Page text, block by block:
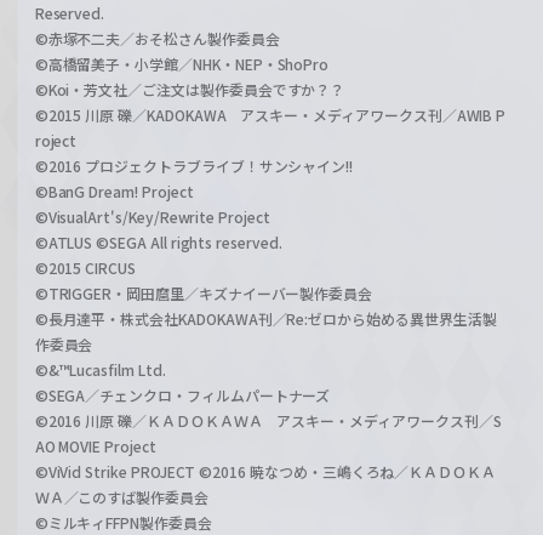
Reserved.
©赤塚不二夫／おそ松さん製作委員会
©高橋留美子・小学館／NHK・NEP・ShoPro
©Koi・芳文社／ご注文は製作委員会ですか？？
©2015 川原 礫／KADOKAWA アスキー・メディアワークス刊／AWIB P
roject
©2016 プロジェクトラブライブ！サンシャイン!!
©BanG Dream! Project
©VisualArt's/Key/Rewrite Project
©ATLUS ©SEGA All rights reserved.
©2015 CIRCUS
©TRIGGER・岡田麿里／キズナイーバー製作委員会
©長月達平・株式会社KADOKAWA刊／Re:ゼロから始める異世界生活製
作委員会
©&™Lucasfilm Ltd.
©SEGA／チェンクロ・フィルムパートナーズ
©2016 川原 礫／ＫＡＤＯＫＡＷＡ アスキー・メディアワークス刊／S
AO MOVIE Project
©ViVid Strike PROJECT ©2016 暁なつめ・三嶋くろね／ＫＡＤＯＫＡ
ＷＡ／このすば製作委員会
©ミルキィFFPN製作委員会